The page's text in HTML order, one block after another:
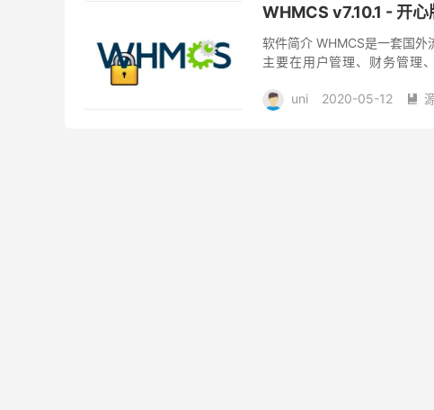
WHMCS v7.10.1 - 开心
软件简介 WHMCS是一套国外
主要在用户管理、财务管理
uni 2020-05-12 